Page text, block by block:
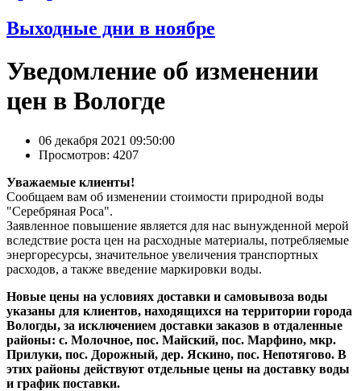
Выходные дни в ноябре
Уведомление об изменении
цен в Вологде
06 декабря 2021 09:50:00
Просмотров: 4207
Уважаемые клиенты!
Сообщаем вам об изменении стоимости природной воды
"Серебряная Роса".
Заявленное повышение является для нас вынужденной мерой
вследствие роста цен на расходные материалы, потребляемые
энергоресурсы, значительное увеличения транспортных
расходов, а также введение маркировки воды.
Новые цены на условиях доставки и самовывоза воды
указаны для клиентов, находящихся на территории города
Вологды, за исключением доставки заказов в отдаленные
районы: с. Молочное, пос. Майский, пос. Марфино, мкр.
Прилуки, пос. Дорожный, дер. Яскино, пос. Непотягово. В
этих районы действуют отдельные цены на доставку воды
и график поставки.